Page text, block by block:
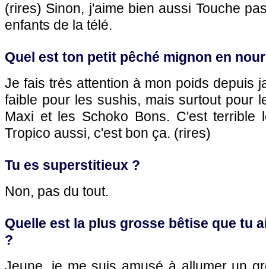
(rires) Sinon, j'aime bien aussi Touche
enfants de la télé.
Quel est ton petit pêché mignon en
Je fais très attention à mon poids depuis
faible pour les sushis, mais surtout pour
Maxi et les Schoko Bons. C'est terrible
Tropico aussi, c'est bon ça. (rires)
Tu es superstitieux ?
Non, pas du tout.
Quelle est la plus grosse bêtise que tu
?